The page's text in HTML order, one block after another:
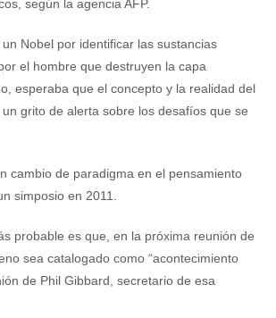
según la agencia AFP.
Nobel por identificar las sustancias
el hombre que destruyen la capa
esperaba que el concepto y la realidad del
grito de alerta sobre los desafíos que se
cambio de paradigma en el pensamiento
simposio en 2011.
probable es que, en la próxima reunión de
sea catalogado como “acontecimiento
de Phil Gibbard, secretario de esa